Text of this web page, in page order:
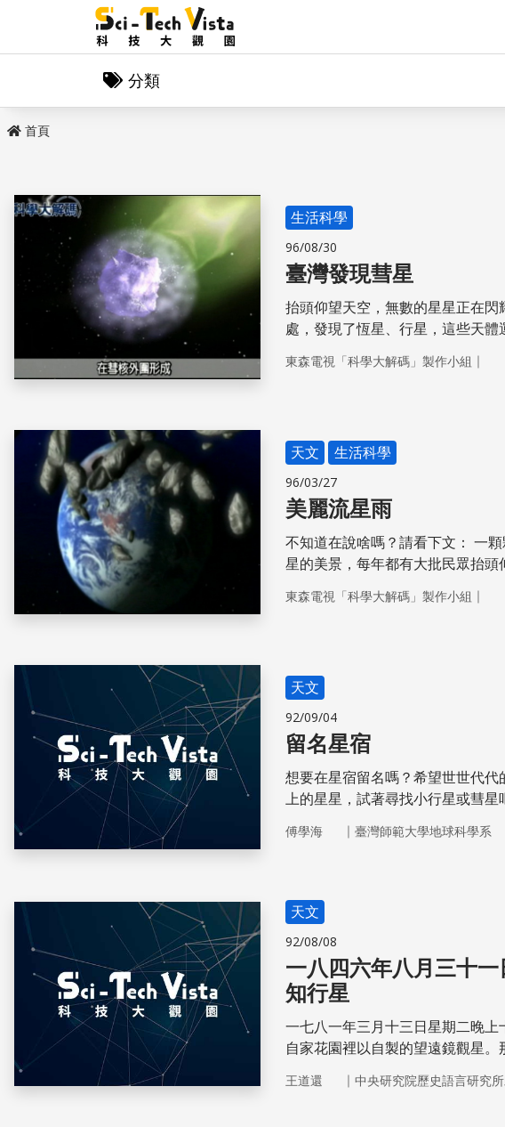
分類
首頁
生活科學
96/08/30
臺灣發現彗星
抬頭仰望天空，無數的星星正在
處，發現了恆星、行星，這些天
東森電視「科學大解碼」製作小組 ｜
天文 生活科學
96/03/27
美麗流星雨
不知道在說啥嗎？請看下文： 一顆顆炫爛的流星劃過天際，為了一睹這滿天流
星的美景，每年都有大批民眾抬
光強力的照射，所以基本上溫度會
就會被地球的引力所吸引進到大
就產生我們所看到的美麗流星
東森電視「科學大解碼」製作小組 ｜
天文
92/09/04
留名星宿
想要在星宿留名嗎？希望世世代
上的星星，試著尋找小行星或彗星
傅學海 ｜ 臺灣師範大學地球科學系
天文
92/08/08
一八四六年八月三十
知行星
一七八一年三月十三日星期二晚上
自家花園裡以自製的望遠鏡觀星
王道還 ｜ 中央研究院歷史語言研究